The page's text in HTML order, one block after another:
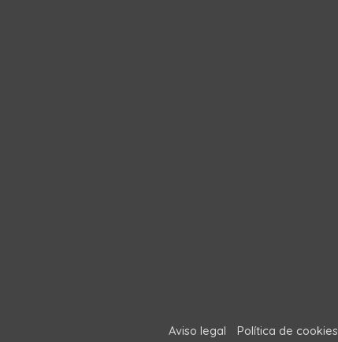
Aviso legal Política de cookies